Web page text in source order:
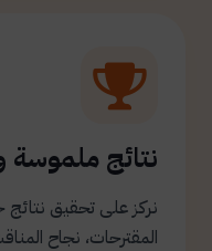
نتائج ملموسة
نركز على تحقيق
المقترحات، نجاح